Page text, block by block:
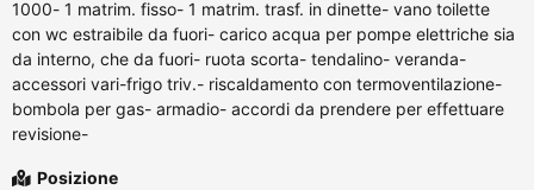
1000- 1 matrim. fisso- 1 matrim. trasf. in dinette- vano toilette
con wc estraibile da fuori- carico acqua per pompe elettriche sia
da interno, che da fuori- ruota scorta- tendalino- veranda-
accessori vari-frigo triv.- riscaldamento con termoventilazione-
bombola per gas- armadio- accordi da prendere per effettuare
revisione-
Posizione